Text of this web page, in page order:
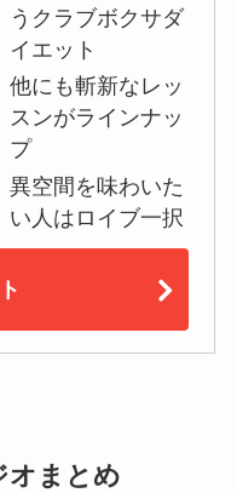
うクラブボクサダ
イエット
他にも斬新なレッ
スンがラインナッ
プ
異空間を味わいた
い人はロイブ一択
オまとめ